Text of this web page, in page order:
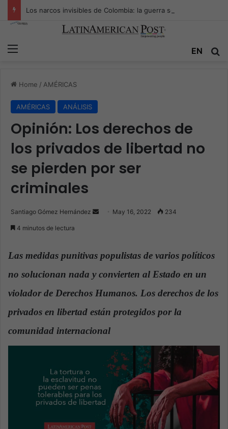
EN
Home / AMÉRICAS
AMÉRICAS ANÁLISIS
Opinión: Los derechos de
los privados de libertad no
se pierden por ser
criminales
Santiago Gómez Hernández
a
n
m
a
l
May 16, 2022 234
4 minutos de lectura
Las medidas punitivas populistas de varios políticos
no solucionan nada y convierten al Estado en un
violador de Derechos Humanos. Los derechos de los
privados en libertad están protegidos por la
comunidad internacional